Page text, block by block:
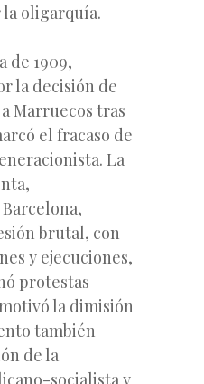
oligarquía.
de 1909,
la decisión de
Marruecos tras
el fracaso de
La
brutal, con
y ejecuciones,
protestas
la dimisión
también
de la
socialista y